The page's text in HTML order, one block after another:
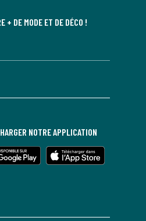
+ DE MODE ET DE DÉCO !
NOTRE APPLICATION